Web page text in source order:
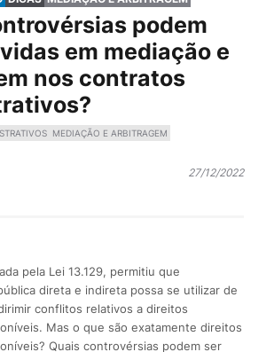
podem
em mediação e
nos contratos
MEDIAÇÃO E ARBITRAGEM
27/12/2022
pela Lei 13.129, permitiu que
direta e indireta possa se utilizar de
conflitos relativos a direitos
Mas o que são exatamente direitos
Quais controvérsias podem ser